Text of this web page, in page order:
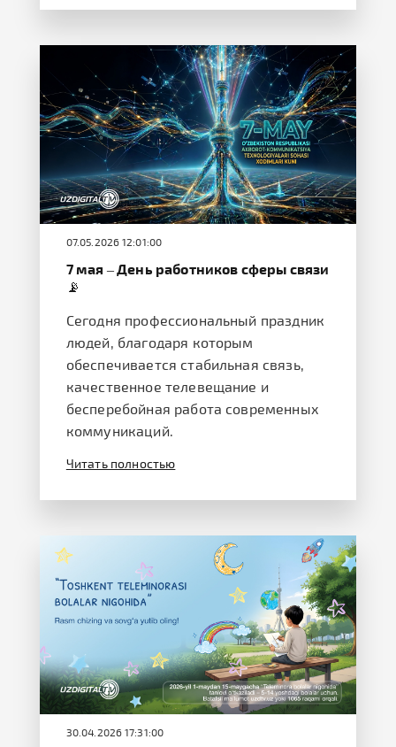
07.05.2026 12:01:00
7 мая – День работников сферы связи
📡
Сегодня профессиональный праздник
людей, благодаря которым
обеспечивается стабильная связь,
качественное телевещание и
бесперебойная работа современных
коммуникаций.
Читать полностью
30.04.2026 17:31:00